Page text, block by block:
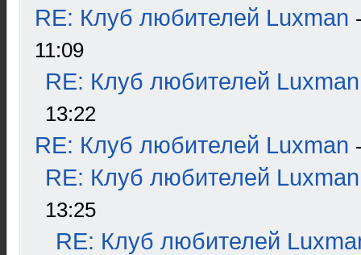
RE: Клуб любителей Luxman
11:09
RE: Клуб любителей Luxman
13:22
RE: Клуб любителей Luxman
RE: Клуб любителей Luxman
13:25
RE: Клуб любителей